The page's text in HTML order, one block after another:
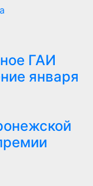
ГАИ
января